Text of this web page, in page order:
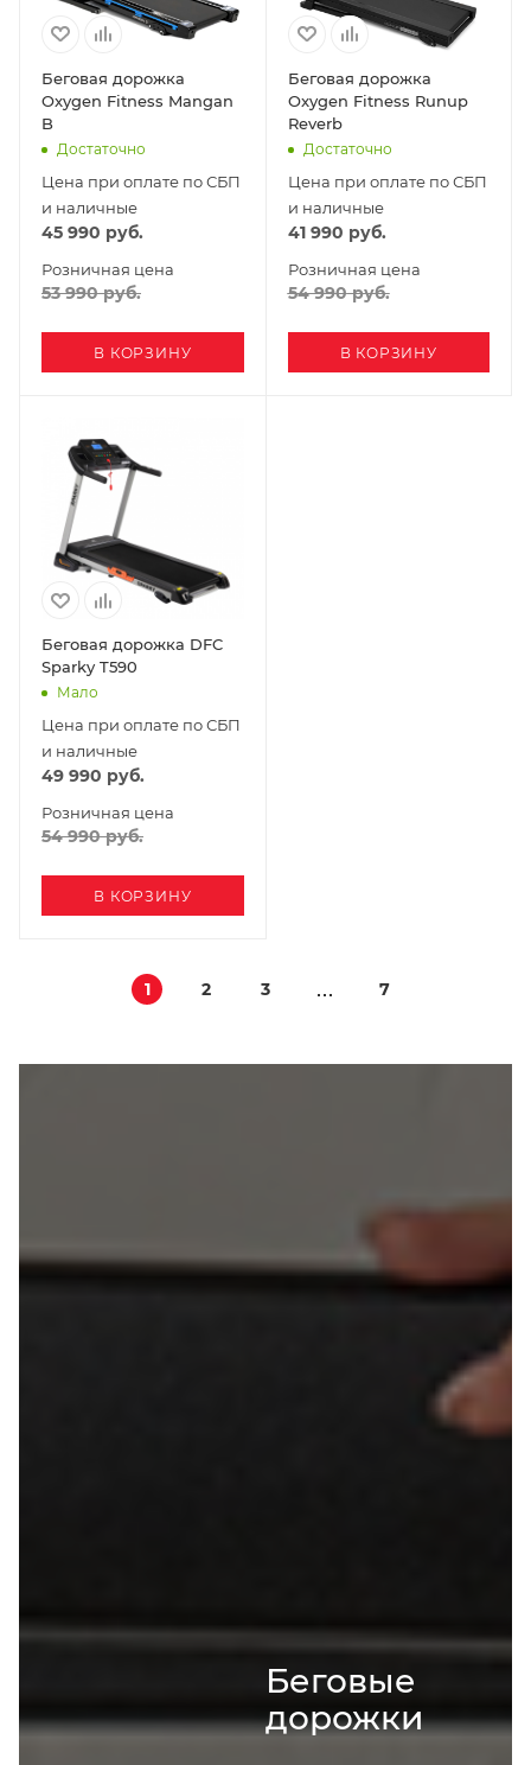
Беговая дорожка
Oxygen Fitness Mangan
B
Достаточно
Цена при оплате по СБП
и наличные
45 990 руб.
Розничная цена
53 990руб.
В КОРЗИНУ
Беговая дорожка
Oxygen Fitness Runup
Reverb
Достаточно
Цена при оплате по СБП
и наличные
41 990 руб.
Розничная цена
54 990руб.
В КОРЗИНУ
Беговая дорожка DFC
Sparky T590
Мало
Цена при оплате по СБП
и наличные
49 990 руб.
Розничная цена
54 990руб.
В КОРЗИНУ
1 2 3 7
Беговые
дорожки